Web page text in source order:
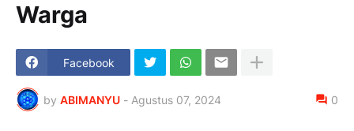
Warga
Facebook
by ABIMANYU - Agustus 07, 2024 0